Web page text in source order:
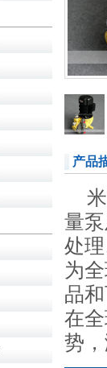
产品
量
处
为
品
在
势